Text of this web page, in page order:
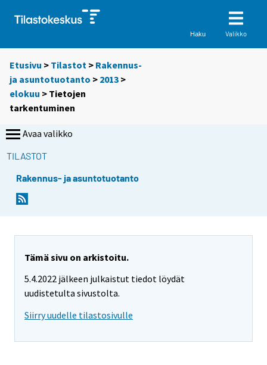
Haku Valikko
Etusivu > Tilastot > Rakennus-
ja asuntotuotanto > 2013 >
elokuu > Tietojen
tarkentuminen
Avaa valikko
TILASTOT
Rakennus- ja asuntotuotanto
Tämä sivu on arkistoitu.
5.4.2022 jälkeen julkaistut tiedot löydät
uudistetulta sivustolta.
Siirry uudelle tilastosivulle